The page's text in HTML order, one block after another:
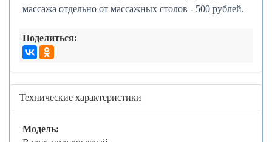
массажа отдельно от массажных столов - 500 рублей.
Поделиться:
Технические характеристики
Модель: